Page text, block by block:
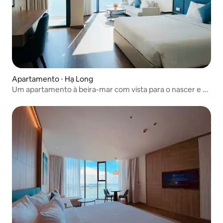
Apartamento ⋅ Hạ Long
Um apartamento à beira-mar com vista para o nascer e o